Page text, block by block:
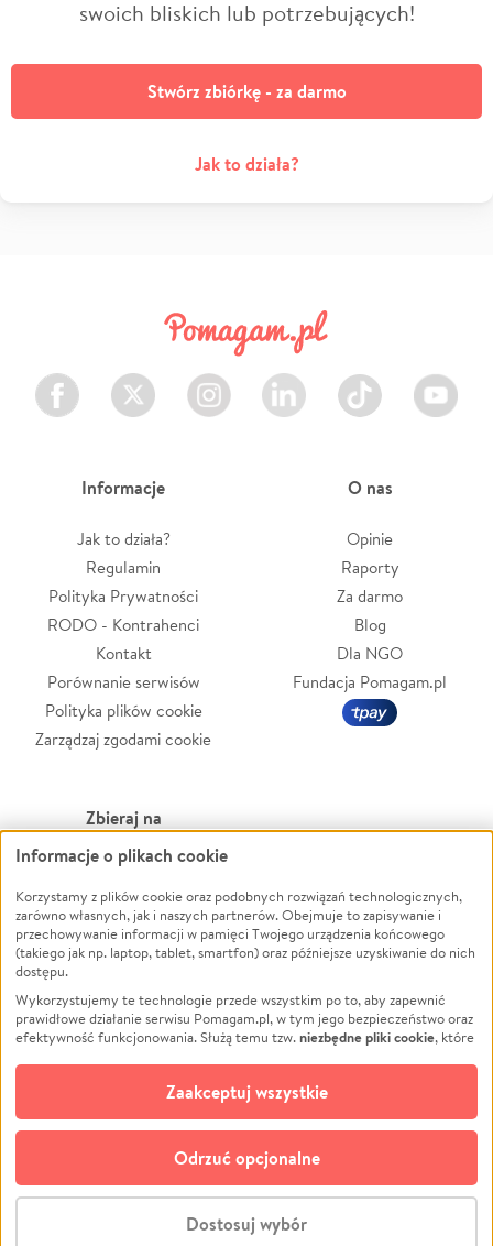
swoich bliskich lub potrzebujących!
Stwórz zbiórkę - za darmo
Jak to działa?
Facebook Twitter Instagram LinkedIn TikTok Youtube
Informacje
Jak to działa?
Regulamin
Polityka Prywatności
RODO - Kontrahenci
Kontakt
Porównanie serwisów
Polityka plików cookie
Zarządzaj zgodami cookie
O nas
Opinie
Raporty
Za darmo
Blog
Dla NGO
Fundacja Pomagam.pl
Zbieraj na
Leczenie
Zwierzęta
Pożar
Ukraina
Pomoc Finansowa
Projekty
Pogrzeb
Społeczność lokalna
Kultura
Powódź
Wichura
NGO
Edukacja
Podróż
Impreza
Ochrona środowiska
Biznes
© CROWDING SP. Z O.O.
Informacje o plikach cookie
Korzystamy z plików cookie oraz podobnych rozwiązań technologicznych,
zarówno własnych, jak i naszych partnerów. Obejmuje to zapisywanie i
przechowywanie informacji w pamięci Twojego urządzenia końcowego
(takiego jak np. laptop, tablet, smartfon) oraz późniejsze uzyskiwanie do nich
dostępu.
Wykorzystujemy te technologie przede wszystkim po to, aby zapewnić
prawidłowe działanie serwisu Pomagam.pl, w tym jego bezpieczeństwo oraz
efektywność funkcjonowania. Służą temu tzw.niezbędne pliki cookie, które
opcjonalnych plików cookie
technologii do celów analitycznych i retargetingowych. Możesz wyrazić
zgodę na ich stosowanie lub jej odmówić. W dowolnym momencie masz
możliwość zmiany swoich preferencji na stronie „Zarządzaj zgodami cookie”,
do której link znajdziesz w stopce serwisu Pomagam.pl. Opcjonalne pliki
cookie wykorzystywane są w następujących celach:
działanie serwisu Pomagam.pl. Dzięki nim możemy zrozumieć, jak
Dostosuj wybór
Odrzuć opcjonalne
Zaakceptuj wszystkie